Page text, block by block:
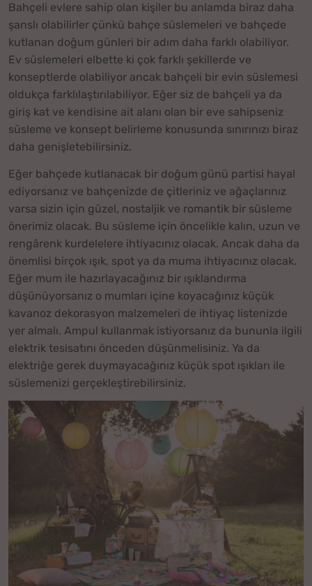
Bahçeli evlere sahip olan kişiler bu anlamda biraz daha
şanslı olabilirler çünkü bahçe süslemeleri ve bahçede
kutlanan doğum günleri bir adım daha farklı olabiliyor.
Ev süslemeleri elbette ki çok farklı şekillerde ve
konseptlerde olabiliyor ancak bahçeli bir evin süslemesi
oldukça farklılaştırılabiliyor. Eğer siz de bahçeli ya da
giriş kat ve kendisine ait alanı olan bir eve sahipseniz
süsleme ve konsept belirleme konusunda sınırınızı biraz
daha genişletebilirsiniz.
Eğer bahçede kutlanacak bir doğum günü partisi hayal
ediyorsanız ve bahçenizde de çitleriniz ve ağaçlarınız
varsa sizin için güzel, nostaljik ve romantik bir süsleme
önerimiz olacak. Bu süsleme için öncelikle kalın, uzun ve
rengârenk kurdelelere ihtiyacınız olacak. Ancak daha da
önemlisi birçok ışık, spot ya da muma ihtiyacınız olacak.
Eğer mum ile hazırlayacağınız bir ışıklandırma
düşünüyorsanız o mumları içine koyacağınız küçük
kavanoz dekorasyon malzemeleri de ihtiyaç listenizde
yer almalı. Ampul kullanmak istiyorsanız da bununla ilgili
elektrik tesisatını önceden düşünmelisiniz. Ya da
elektriğe gerek duymayacağınız küçük spot ışıkları ile
süslemenizi gerçekleştirebilirsiniz.